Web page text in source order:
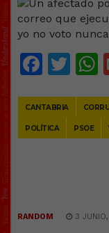
CANTABRIA
POLÍTICA PSOE
RANDOM 3